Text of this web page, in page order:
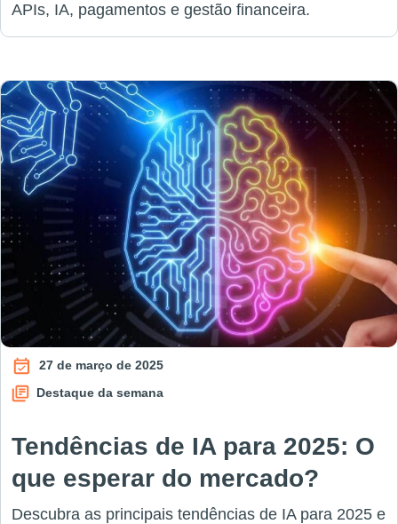
APIs, IA, pagamentos e gestão financeira.
27 de março de 2025
Destaque da semana
Tendências de IA para 2025: O
que esperar do mercado?
Descubra as principais tendências de IA para 2025 e